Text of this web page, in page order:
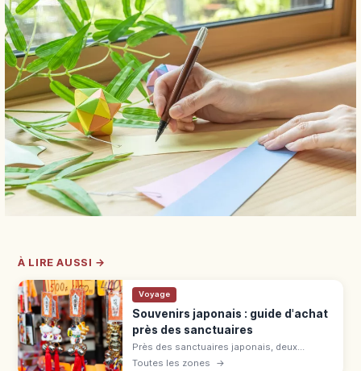
À LIRE AUSSI →
Voyage
Souvenirs japonais : guide d'achat
près des sanctuaires
Près des sanctuaires japonais, deux
catégories : juyohin sacrés (omamori,
Toutes les zones →